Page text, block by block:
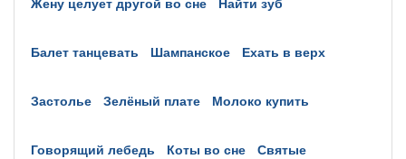
балет танцевать шампанское ехать в верх
застолье зелёный плате молоко купить
говорящий лебедь коты во сне святые